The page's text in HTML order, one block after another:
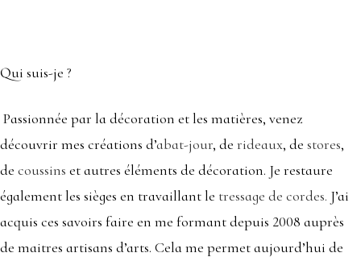
Qui suis-je ?
Passionnée par la décoration et les matières, venez
découvrir mes créations d’abat-jour, de rideaux, de stores,
de coussins et autres éléments de décoration. Je restaure
également les sièges en travaillant le tressage de cordes. J’ai
acquis ces savoirs faire en me formant depuis 2008 auprès
de maitres artisans d’arts. Cela me permet aujourd’hui de